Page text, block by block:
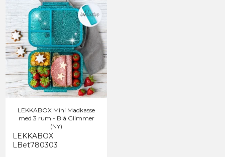
LEKKABOX Mini Madkasse
med 3 rum - Blå Glimmer
(NY)
LEKKABOX
LBet780303